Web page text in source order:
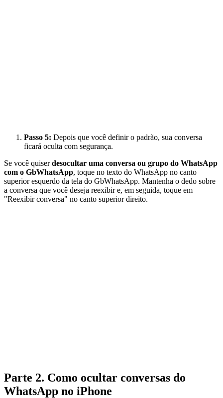
Passo 5: Depois que você definir o padrão, sua conversa
ficará oculta com segurança.
Se você quiserdesocultar uma conversa ou grupo do WhatsApp
com o GbWhatsApp, toque no texto do WhatsApp no canto
superior esquerdo da tela do GbWhatsApp. Mantenha o dedo sobre
a conversa que você deseja reexibir e, em seguida, toque em
"Reexibir conversa" no canto superior direito.
Parte 2. Como ocultar conversas do
WhatsApp no iPhone